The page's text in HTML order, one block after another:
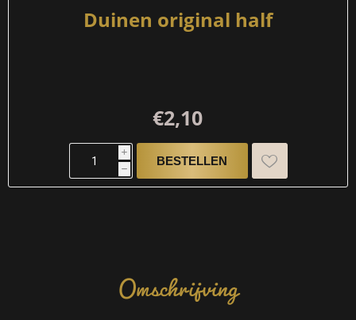
Duinen original half
€2,10
i
h
Omschrijving